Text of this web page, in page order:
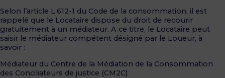
Selon l’article L.612-1 du Code de la consommation, il est
rappelé que le Locataire dispose du droit de recourir
gratuitement à un médiateur. A ce titre, le Locataire peut
saisir le médiateur compétent désigné par le Loueur, à
savoir :
Médiateur du Centre de la Médiation de la Consommation
des Conciliateurs de justice (CM2C)